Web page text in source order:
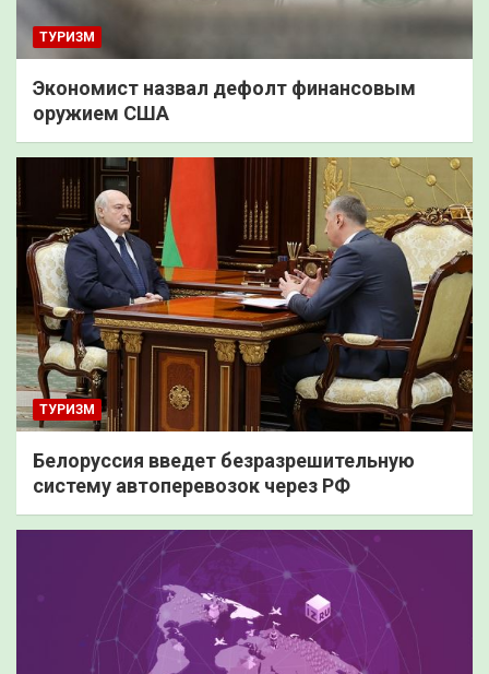
ТУРИЗМ
Экономист назвал дефолт финансовым
оружием США
ТУРИЗМ
Белоруссия введет безразрешительную
систему автоперевозок через РФ